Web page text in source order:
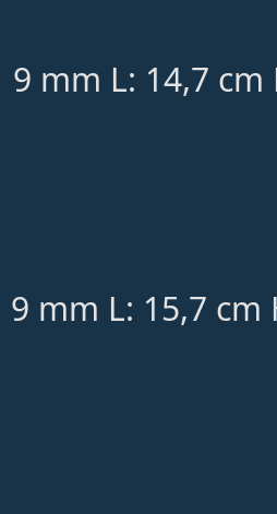
9 mm L: 14,7
9 mm L: 15,7